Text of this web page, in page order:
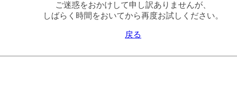
ご迷惑をおかけして申し訳ありませんが、
しばらく時間をおいてから再度お試しください。
戻る